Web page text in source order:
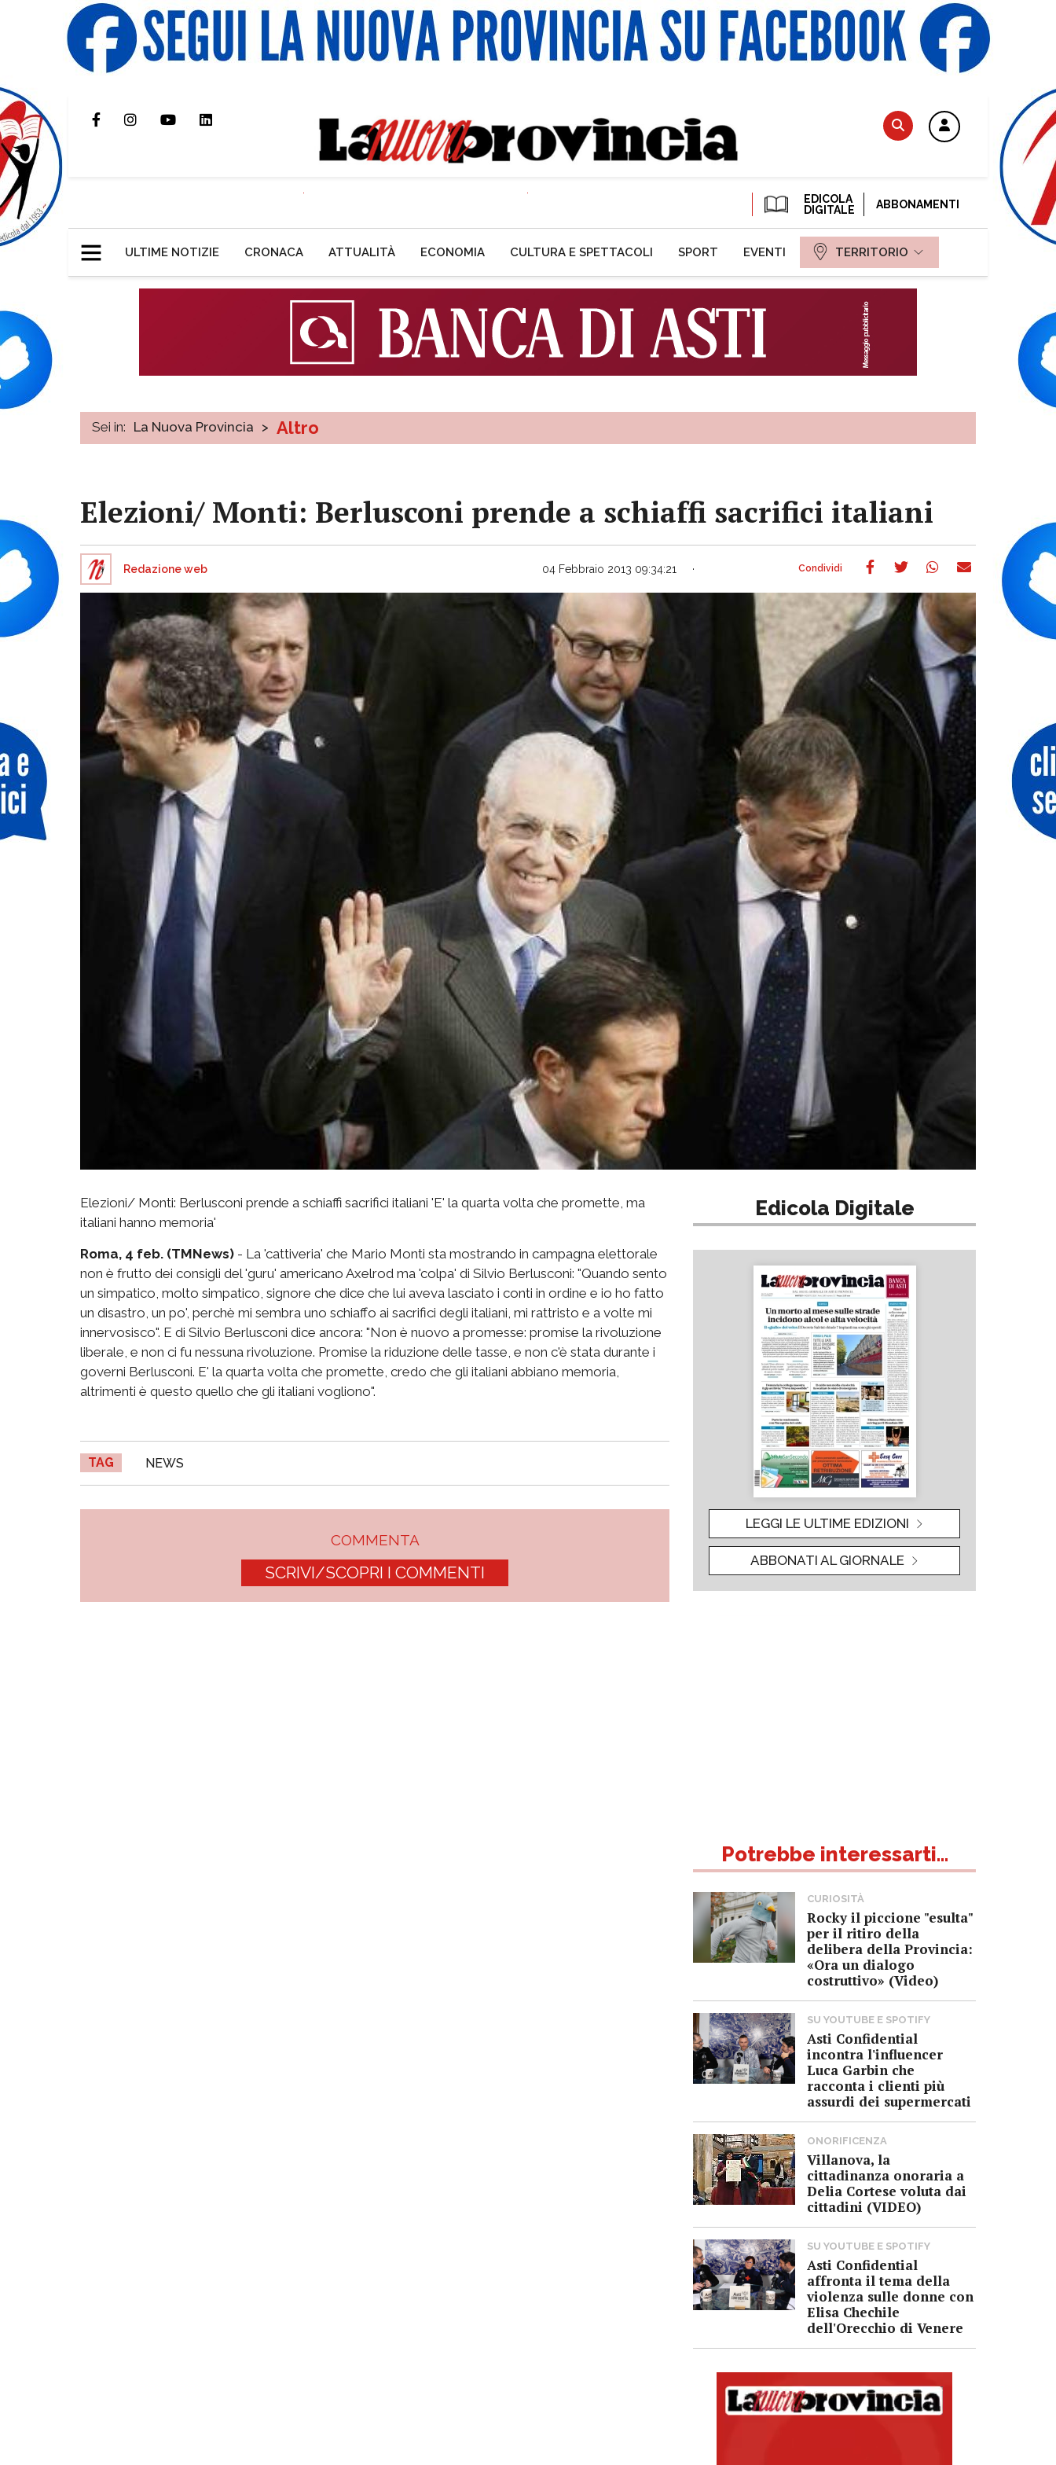
EDICOLA
DIGITALE
ABBONAMENTI
ULTIME NOTIZIE CRONACA ATTUALITÀ ECONOMIA CULTURA E SPETTACOLI SPORT EVENTI TERRITORIO
Sei in: La Nuova Provincia > Altro
Elezioni/ Monti: Berlusconi prende a schiaffi sacrifici italiani
Redazione web 04 Febbraio 2013 09:34:21
Elezioni/ Monti: Berlusconi prende a schiaffi sacrifici italiani 'E' la quarta volta che promette, ma
italiani hanno memoria'
Roma, 4 feb. (TMNews) - La 'cattiveria' che Mario Monti sta mostrando in campagna elettorale
non è frutto dei consigli del 'guru' americano Axelrod ma 'colpa' di Silvio Berlusconi: "Quando sento
un simpatico, molto simpatico, signore che dice che lui aveva lasciato i conti in ordine e io ho fatto
un disastro, un po', perchè mi sembra uno schiaffo ai sacrifici degli italiani, mi rattristo e a volte mi
innervosisco". E di Silvio Berlusconi dice ancora: "Non è nuovo a promesse: promise la rivoluzione
liberale, e non ci fu nessuna rivoluzione. Promise la riduzione delle tasse, e non c'è stata durante i
governi Berlusconi. E' la quarta volta che promette, credo che gli italiani abbiano memoria,
altrimenti è questo quello che gli italiani vogliono".
TAG NEWS
COMMENTA
SCRIVI/SCOPRI I COMMENTI
Edicola Digitale
LEGGI LE ULTIME EDIZIONI
ABBONATI AL GIORNALE
Potrebbe interessarti...
CURIOSITÀ
Rocky il piccione "esulta"
per il ritiro della
delibera della Provincia:
«Ora un dialogo
costruttivo» (Video)
SU YOUTUBE E SPOTIFY
Asti Confidential
incontra l'influencer
Luca Garbin che
racconta i clienti più
assurdi dei supermercati
ONORIFICENZA
Villanova, la
cittadinanza onoraria a
Delia Cortese voluta dai
cittadini (VIDEO)
SU YOUTUBE E SPOTIFY
Asti Confidential
affronta il tema della
violenza sulle donne con
Elisa Chechile
dell'Orecchio di Venere